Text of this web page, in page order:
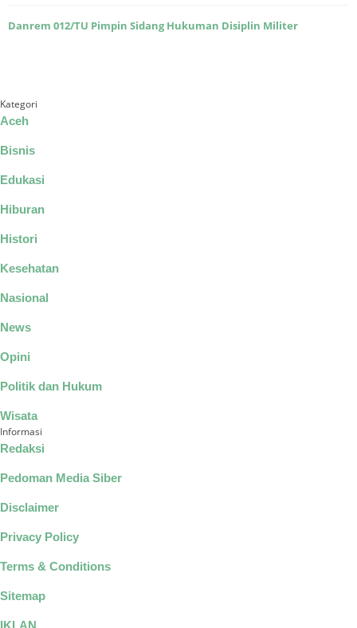
Danrem 012/TU Pimpin Sidang Hukuman Disiplin Militer
Kategori
Aceh
Bisnis
Edukasi
Hiburan
Histori
Kesehatan
Nasional
News
Opini
Politik dan Hukum
Wisata
Informasi
Redaksi
Pedoman Media Siber
Disclaimer
Privacy Policy
Terms & Conditions
Sitemap